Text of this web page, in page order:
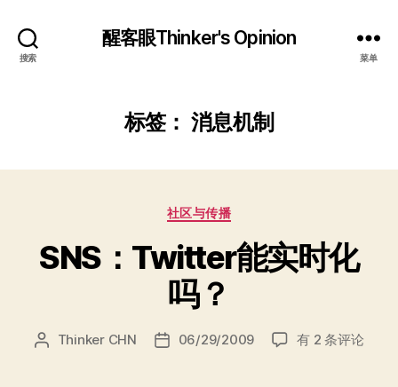
搜索
醒客眼Thinker's Opinion
菜单
标签： 消息机制
分
社区与传播
SNS：Twitter能实时化
吗？
文 Thinker CHN
发 06/29/2009
SNS：
有 2 条评论